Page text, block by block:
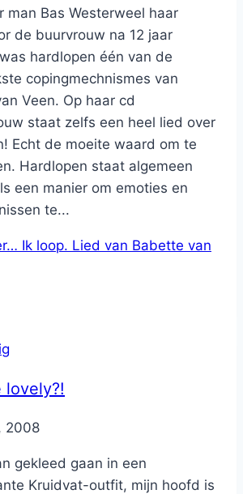
man Bas Westerweel haar
de buurvrouw na 12 jaar
hardlopen één van de
copingmechnismes van
Veen. Op haar cd
staat zelfs een heel lied over
Echt de moeite waard om te
Hardlopen staat algemeen
een manier om emoties en
te...
Ik loop. Lied van Babette van
lovely?!
2008
gekleed gaan in een
Kruidvat-outfit, mijn hoofd is